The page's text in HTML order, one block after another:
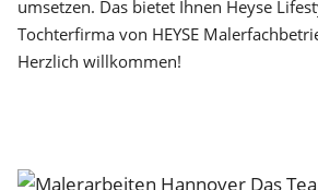
umsetzen. Das bietet Ihnen Heyse
Tochterfirma von HEYSE
Herzlich willkommen!